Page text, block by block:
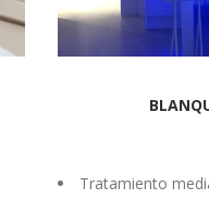
Tratamiento